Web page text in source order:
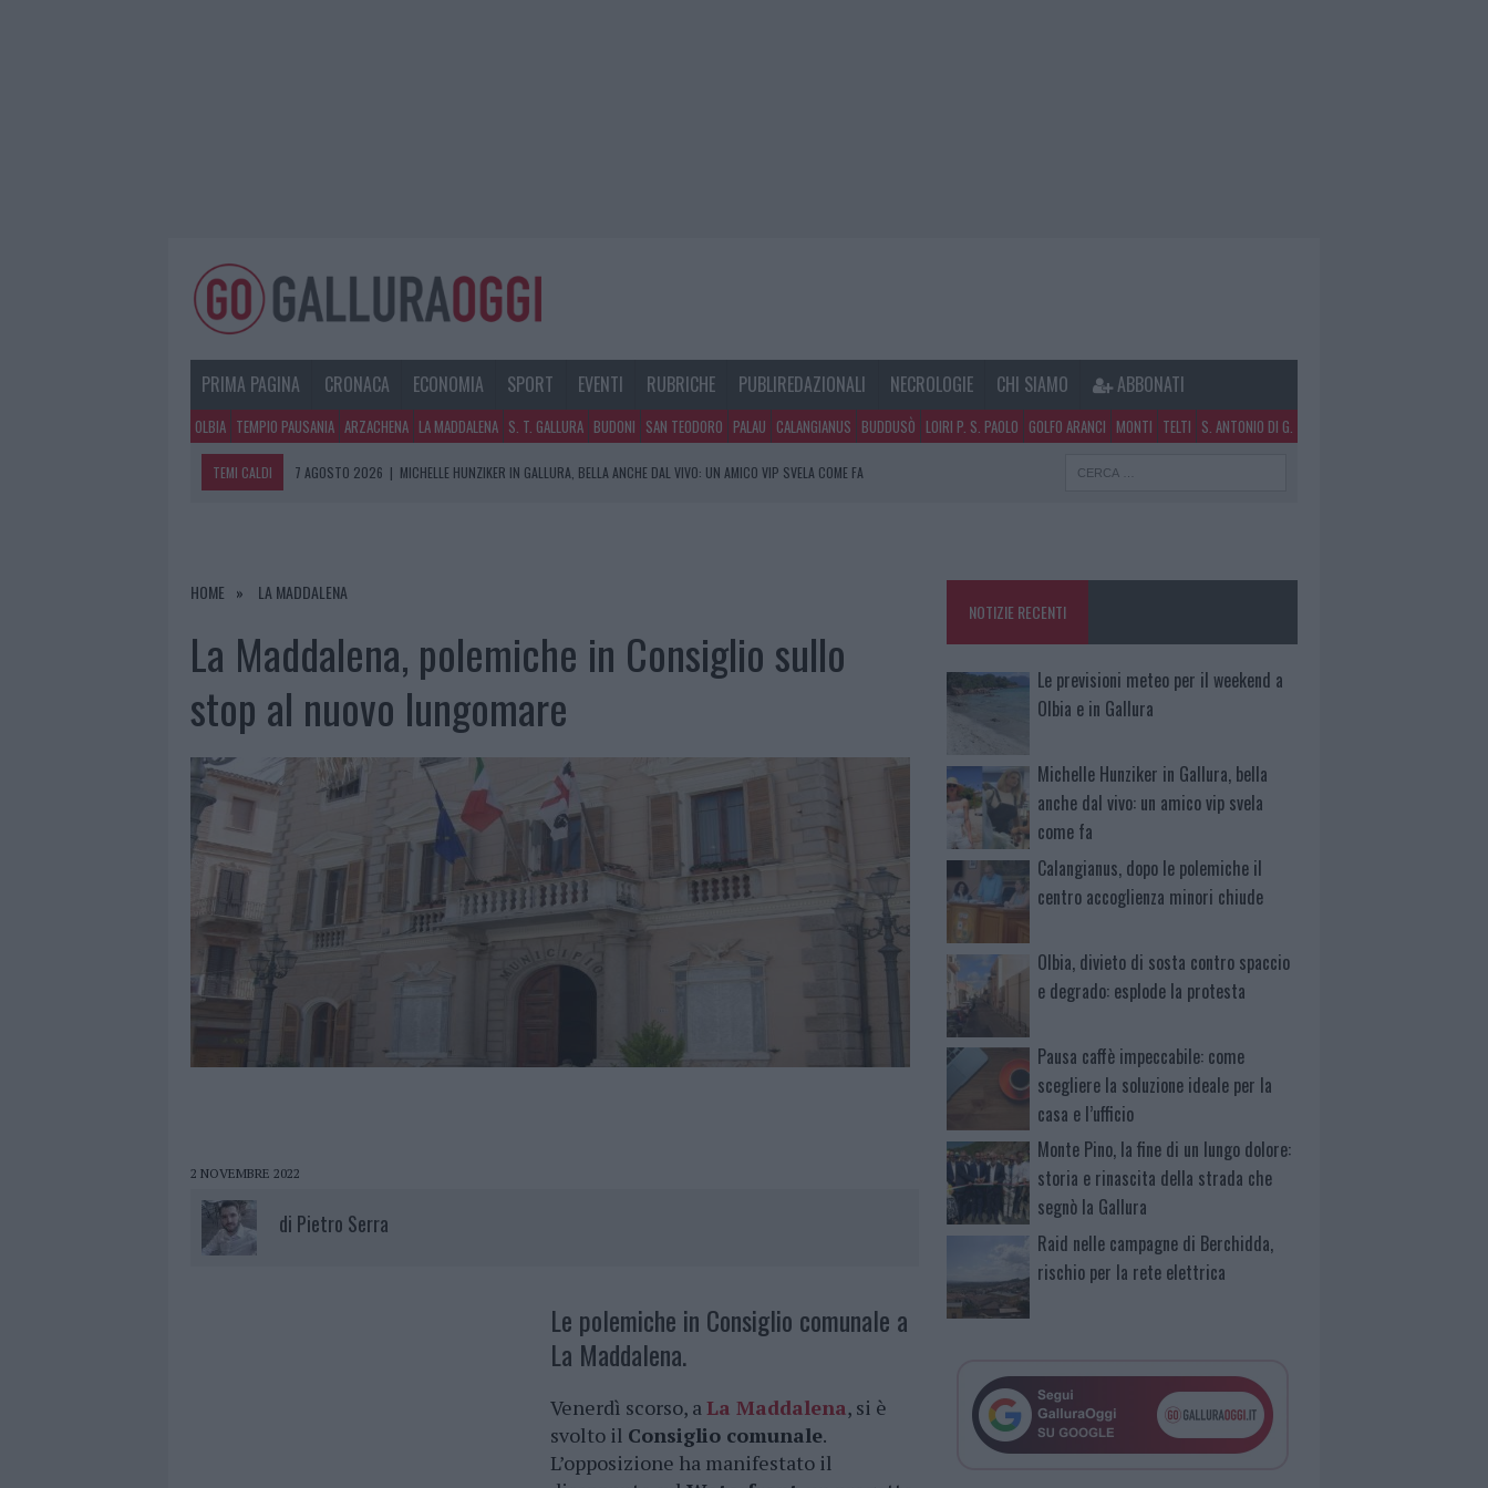
PRIMA PAGINA CRONACA ECONOMIA SPORT EVENTI RUBRICHE PUBLIREDAZIONALI NECROLOGIE CHI SIAMO ABBONATI
OLBIA TEMPIO PAUSANIA ARZACHENA LA MADDALENA S. T. GALLURA BUDONI SAN TEODORO PALAU CALANGIANUS BUDDUSÒ LOIRI P. S. PAOLO GOLFO ARANCI MONTI TELTI S. ANTONIO DI G.
TEMI CALDI 7 AGOSTO 2026 | MICHELLE HUNZIKER IN GALLURA, BELLA ANCHE DAL VIVO: UN AMICO VIP SVELA COME FA
7 AGOSTO 2026 | PAUSA CAFFÈ IMPECCABILE: COME SCEGLIERE LA SOLUZIONE IDEALE PER LA CASA E L’UFFICIO
HOME LA MADDALENA
La Maddalena, polemiche in Consiglio sullo
stop al nuovo lungomare
2 NOVEMBRE 2022
di Pietro Serra
Le polemiche in Consiglio comunale a
La Maddalena.
Venerdì scorso, a La Maddalena, si è
svolto il Consiglio comunale.
L’opposizione ha manifestato il
NOTIZIE RECENTI
Le previsioni meteo per il weekend a
Olbia e in Gallura
Michelle Hunziker in Gallura, bella
anche dal vivo: un amico vip svela
come fa
Calangianus, dopo le polemiche il
centro accoglienza minori chiude
Olbia, divieto di sosta contro spaccio
e degrado: esplode la protesta
Pausa caffè impeccabile: come
scegliere la soluzione ideale per la
casa e l’ufficio
Monte Pino, la fine di un lungo dolore:
storia e rinascita della strada che
segnò la Gallura
Raid nelle campagne di Berchidda,
rischio per la rete elettrica